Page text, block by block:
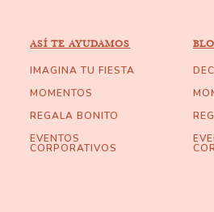
ASÍ TE AYUDAMOS
IMAGINA TU FIESTA
MOMENTOS
REGALA BONITO
EVENTOS
CORPORATIVOS